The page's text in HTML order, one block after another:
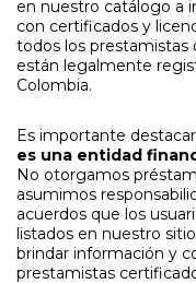
en nuestro catálogo a
con certificados y
todos los prestamistas
están legalmente
Colombia.
Es importante
es una entidad
No otorgamos
asumimos
acuerdos que los
listados en nuestro
brindar información y
prestamistas